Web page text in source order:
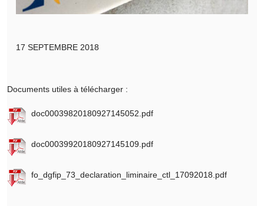
17 SEPTEMBRE 2018
Documents utiles à télécharger :
doc00039820180927145052.pdf
doc00039920180927145109.pdf
fo_dgfip_73_declaration_liminaire_ctl_17092018.pdf